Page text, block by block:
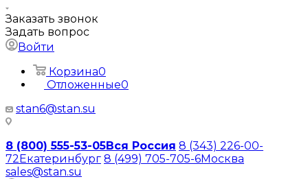
Заказать звонок
Задать вопрос
Войти
Корзина0
Отложенные0
stan6@stan.su
8 (800) 555-53-05Вся Россия 8 (343) 226-00-
72Екатеринбург 8 (499) 705-705-6Москва
sales@stan.su